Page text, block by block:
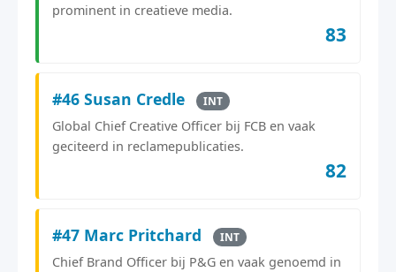
prominent in creatieve media.
83
#46 Susan Credle INT
Global Chief Creative Officer bij FCB en vaak
geciteerd in reclamepublicaties.
82
#47 Marc Pritchard INT
Chief Brand Officer bij P&G en vaak genoemd in